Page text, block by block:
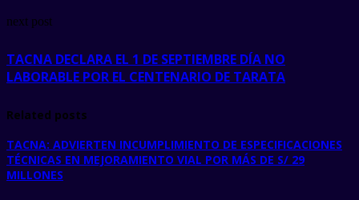
next post
TACNA DECLARA EL 1 DE SEPTIEMBRE DÍA NO
LABORABLE POR EL CENTENARIO DE TARATA
Related posts
TACNA: ADVIERTEN INCUMPLIMIENTO DE ESPECIFICACIONES
TÉCNICAS EN MEJORAMIENTO VIAL POR MÁS DE S/ 29
MILLONES